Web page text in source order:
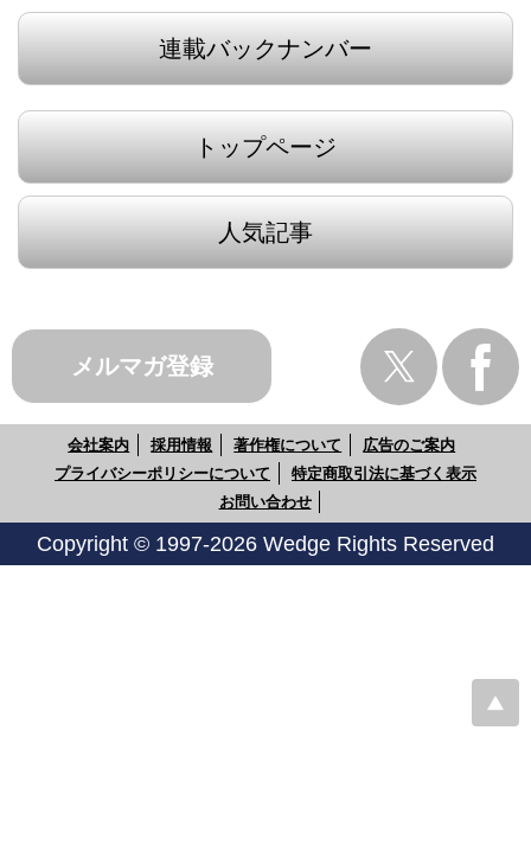
連載バックナンバー
トップページ
人気記事
メルマガ登録
会社案内 採用情報 著作権について
広告のご案内
プライバシーポリシーについて
特定商取引法に基づく表示
お問い合わせ
Copyright © 1997-2026 Wedge Rights Reserved